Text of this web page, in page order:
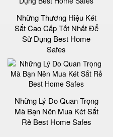
Những Thương Hiệu Két
Sắt Cao Cấp Tốt Nhất Để
Sử Dụng Best Home
Safes
Những Lý Do Quan Trọng
Mà Bạn Nên Mua Két Sắt
Rẻ Best Home Safes